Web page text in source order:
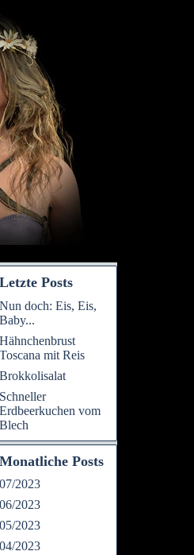
Letzte Posts
Nun doch: Eis, Eis,
Baby...
Hähnchenbrust
Toscana mit Reis
Brokkolisalat
Schneller
Erdbeerkuchen vom
Blech
Monatliche Posts
07/2023
06/2023
05/2023
04/2023